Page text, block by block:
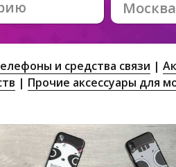
Москва
и средства связи
Прочие аксессуары для